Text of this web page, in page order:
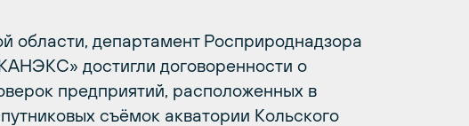
департамент Росприроднадзора
достигли договоренности о
предприятий, расположенных в
съёмок акватории Кольского